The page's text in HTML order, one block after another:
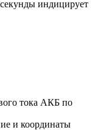
индицирует
тока АКБ по
и координаты